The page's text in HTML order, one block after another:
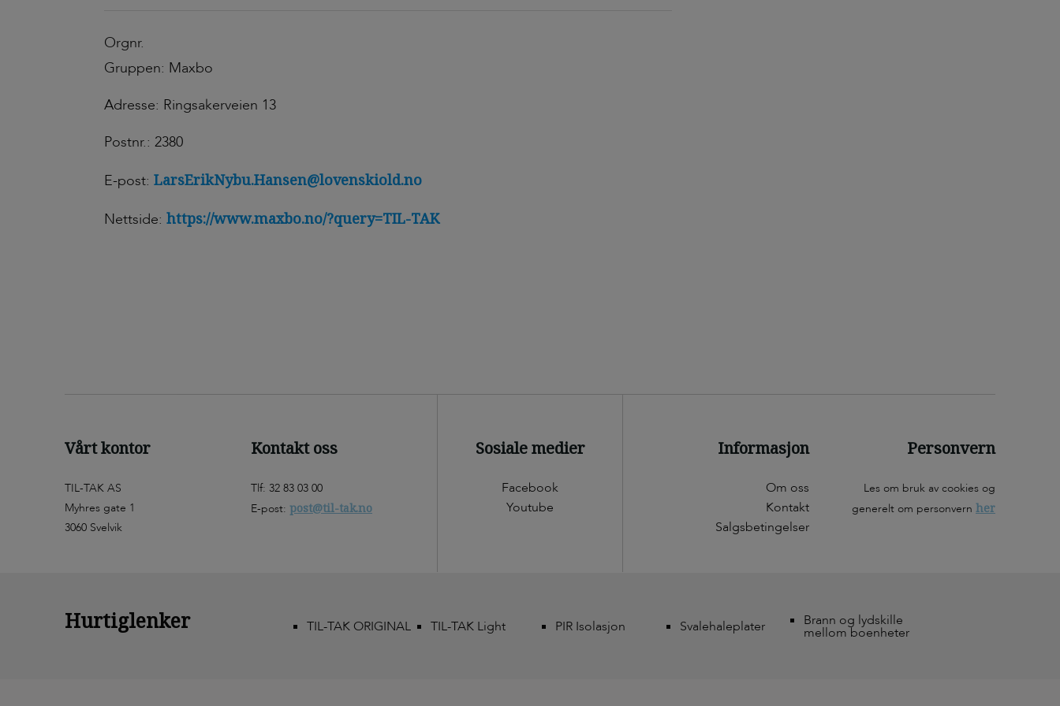
Orgnr.
Gruppen: Maxbo
Adresse: Ringsakerveien 13
Postnr.: 2380
E-post: LarsErikNybu.Hansen@lovenskiold.no
Nettside: https://www.maxbo.no/?query=TIL-TAK
Vårt kontor
TIL-TAK AS
Myhres gate 1
3060 Svelvik
Kontakt oss
Tlf: 32 83 03 00
E-post: post@til-tak.no
Sosiale medier
Facebook
Youtube
Informasjon
Om oss
Kontakt
Salgsbetingelser
Personvern
Les om bruk av cookies og
generelt om personvern her
Hurtiglenker TIL-TAK ORIGINAL TIL-TAK Light PIR Isolasjon Svalehaleplater Brann og lydskille
mellom boenheter